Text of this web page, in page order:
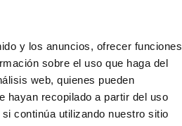
y los anuncios, ofrecer funciones
sobre el uso que haga del
web, quienes pueden
hayan recopilado a partir del uso
continúa utilizando nuestro sitio